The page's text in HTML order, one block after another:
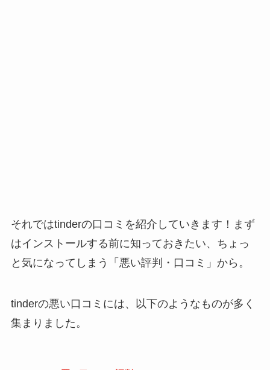
それではtinderの口コミを紹介していきます！まず
はインストールする前に知っておきたい、ちょっ
と気になってしまう「悪い評判・口コミ」から。
tinderの悪い口コミには、以下のようなものが多く
集まりました。